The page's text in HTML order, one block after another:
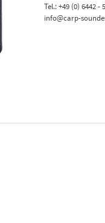
Tel.: +49 (0) 6442 -
info@carp-